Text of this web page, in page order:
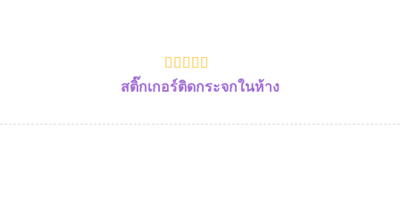
สติ๊กเกอร์ติดกระจกในห้าง